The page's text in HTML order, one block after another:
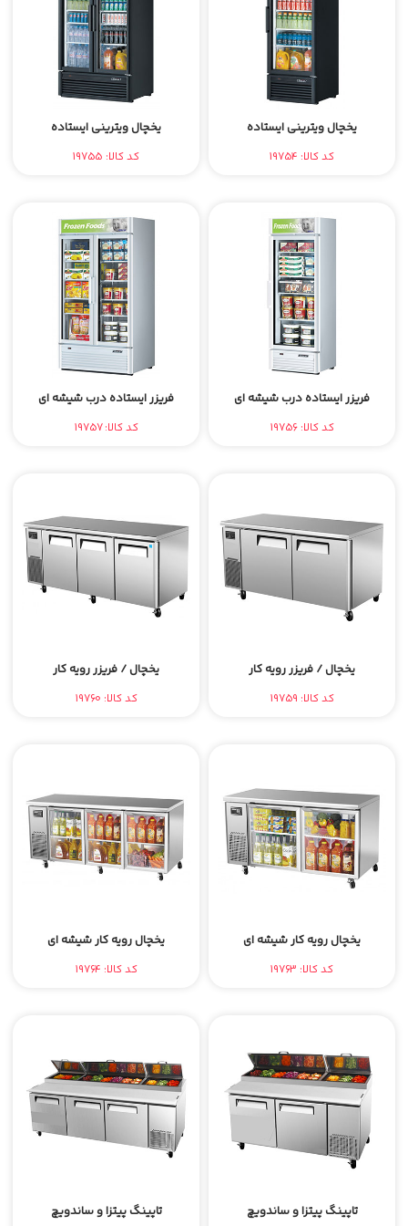
یخچال ویترینی ایستاده
کد کالا: 19754
یخچال ویترینی ایستاده
کد کالا: 19755
فریزر ایستاده درب شیشه ای
کد کالا: 19756
فریزر ایستاده درب شیشه ای
کد کالا: 19757
یخچال / فریزر رویه کار
کد کالا: 19759
یخچال / فریزر رویه کار
کد کالا: 19760
یخچال رویه کار شیشه ای
کد کالا: 19763
یخچال رویه کار شیشه ای
کد کالا: 19764
تاپینگ پیتزا و ساندویچ تاپینگ پیتزا و ساندویچ